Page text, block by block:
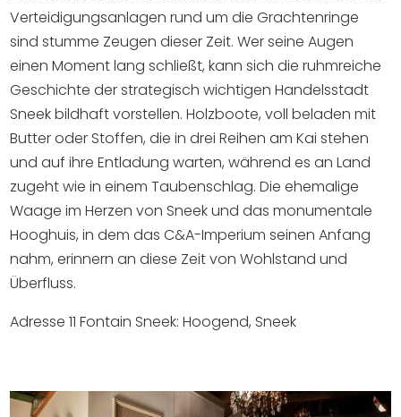
Verteidigungsanlagen rund um die Grachtenringe
sind stumme Zeugen dieser Zeit. Wer seine Augen
einen Moment lang schließt, kann sich die ruhmreiche
Geschichte der strategisch wichtigen Handelsstadt
Sneek bildhaft vorstellen. Holzboote, voll beladen mit
Butter oder Stoffen, die in drei Reihen am Kai stehen
und auf ihre Entladung warten, während es an Land
zugeht wie in einem Taubenschlag. Die ehemalige
Waage im Herzen von Sneek und das monumentale
Hooghuis, in dem das C&A-Imperium seinen Anfang
nahm, erinnern an diese Zeit von Wohlstand und
Überfluss.
Adresse 11 Fontain Sneek: Hoogend, Sneek